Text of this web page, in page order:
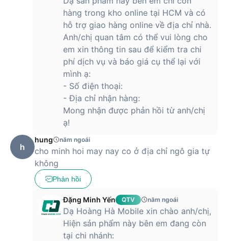
hàng trong kho online tại HCM và có
hỗ trợ giao hàng online về địa chỉ nhà.
Anh/chị quan tâm có thể vui lòng cho
em xin thông tin sau để kiểm tra chi
phí dịch vụ và báo giá cụ thể lại với
mình ạ:
- Số điện thoại:
- Địa chỉ nhận hàng:
Mong nhận được phản hồi từ anh/chị
ạ!
h
hung năm ngoái
cho minh hoi may nay co ở địa chỉ ngô gia tự
không
Phản hồi
Đặng Minh Yến QTV năm ngoái
Dạ Hoàng Hà Mobile xin chào anh/chị,
Hiện sản phẩm này bên em đang còn
tại chi nhánh: